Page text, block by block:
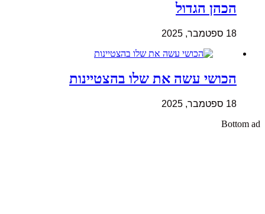
הכהן הגדול
18 ספטמבר, 2025
הכושי עשה את שלו בהצטיינות
18 ספטמבר, 2025
Bottom ad